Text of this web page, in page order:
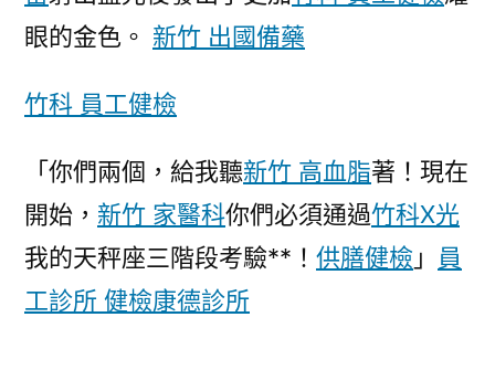
構
師〉
眼的金色。 新竹 出國備藥
竹科 員工健檢
「你們兩個，給我聽新竹 高血脂著！現在
開始， 新竹 家醫科你們必須通過竹科X光
我的天秤座三階段考驗**！ 供膳健檢 」
員
工診所 健檢康德診所